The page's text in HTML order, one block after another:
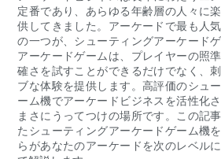
定番であり、あらゆる年齢層の人々に
供してきました。アーケードで最も人
の一つが、シューティングアーケード
アーケードゲームは、プレイヤーの照
確さを試すことができるだけでなく、
ブな体験を提供します。高評価のシュ
ーム機でアーケードビジネスを活性化
まさにうってつけの場所です。この記
たシューティングアーケードゲーム機
らがあなたのアーケードを次のレベル